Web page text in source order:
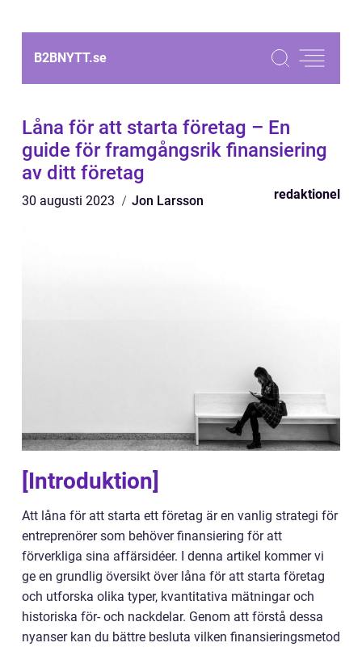
B2BNYTT.se
Låna för att starta företag – En
guide för framgångsrik finansiering
av ditt företag
30 augusti 2023 Jon Larsson redaktionel
[Introduktion]
Att låna för att starta ett företag är en vanlig strategi för
entreprenörer som behöver finansiering för att
förverkliga sina affärsidéer. I denna artikel kommer vi
ge en grundlig översikt över låna för att starta företag
och utforska olika typer, kvantitativa mätningar och
historiska för- och nackdelar. Genom att förstå dessa
nyanser kan du bättre besluta vilken finansieringsmetod